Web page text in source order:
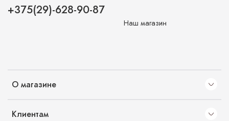
О магазине
Клиентам
+375(29)-628-90-87
Наш магазин